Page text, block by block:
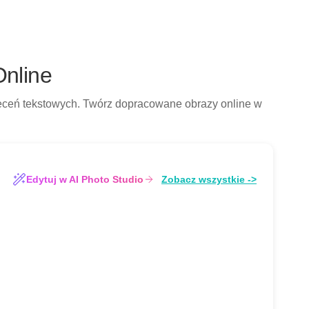
tekstowych. Twórz dopracowane obrazy online w
Edytuj w AI Photo Studio Zobacz wszystkie ->